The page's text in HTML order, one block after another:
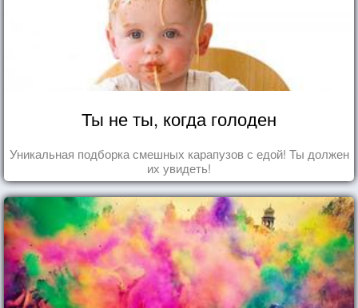
Ты не ты, когда голоден
Уникальная подборка смешных карапузов с едой! Ты должен
их увидеть!